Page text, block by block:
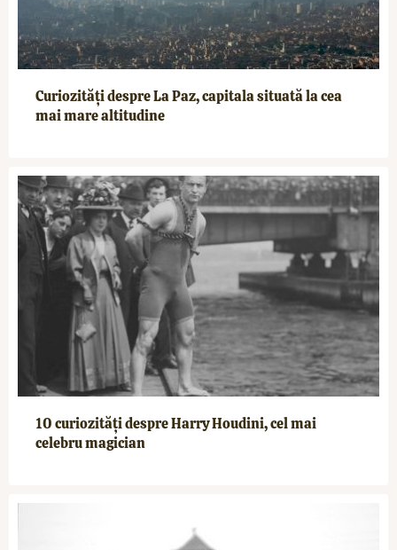
Curiozități despre La Paz, capitala situată la cea
mai mare altitudine
10 curiozități despre Harry Houdini, cel mai
celebru magician